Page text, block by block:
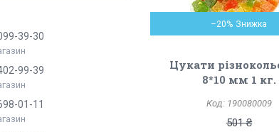
–20%
Цукати
8*10 мм 1 кг.
190080009
501 ₴
39-30
99-39
01-11